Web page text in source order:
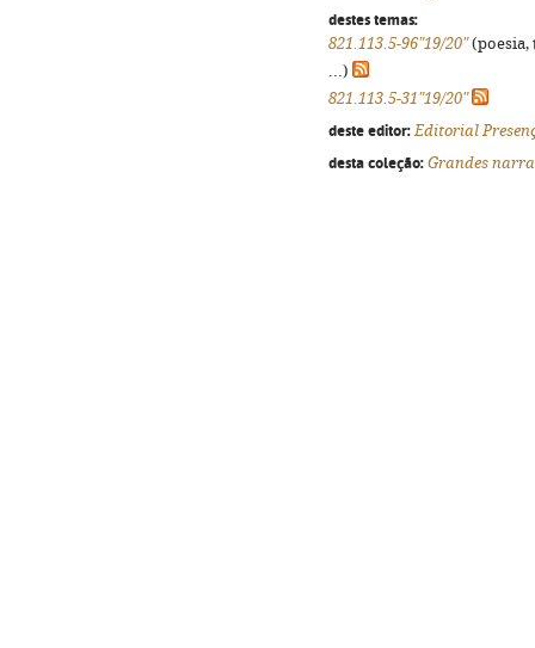
destes temas:
821.113.5-96"19/20"(poesia,
...)
821.113.5-31"19/20"
deste editor: Editorial
desta coleção: Grandes